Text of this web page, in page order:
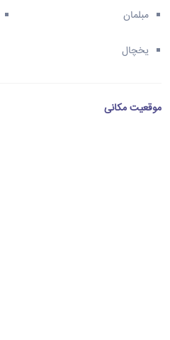
مبلمان
یخچال
موقعیت مکانی